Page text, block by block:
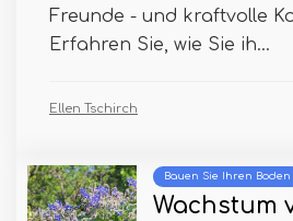
Freunde - und kraftvolle
Erfahren Sie, wie Sie ih...
Ellen Tschirch
Bauen Sie Ihren Boden
Wachstum